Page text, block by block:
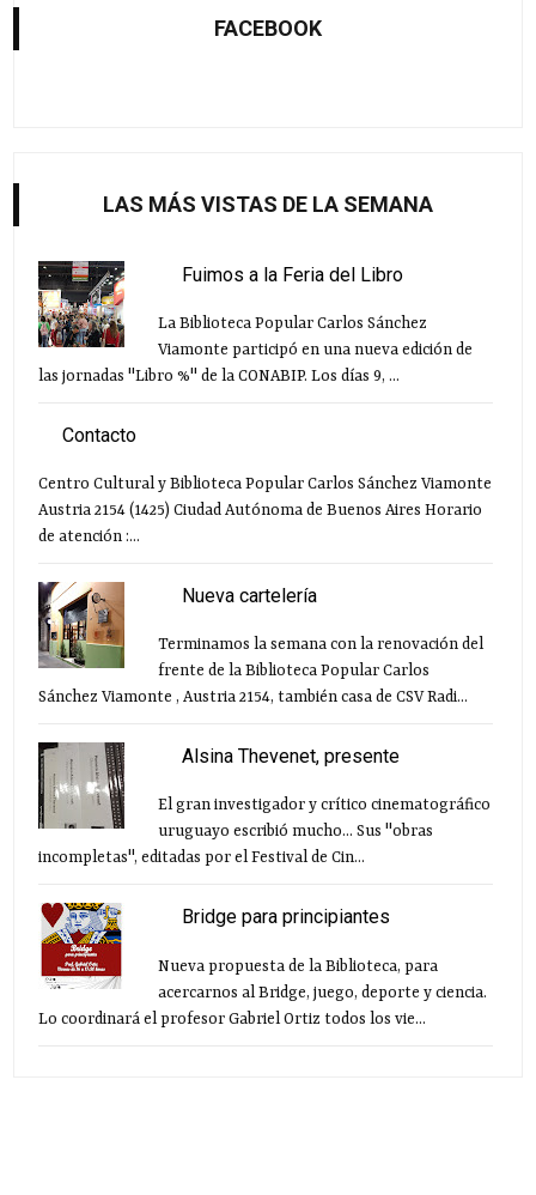
FACEBOOK
LAS MÁS VISTAS DE LA SEMANA
Fuimos a la Feria del Libro
La Biblioteca Popular Carlos Sánchez
Viamonte participó en una nueva edición de
las jornadas "Libro %" de la CONABIP. Los días 9, ...
Contacto
Centro Cultural y Biblioteca Popular Carlos Sánchez Viamonte
Austria 2154 (1425) Ciudad Autónoma de Buenos Aires Horario
de atención :...
Nueva cartelería
Terminamos la semana con la renovación del
frente de la Biblioteca Popular Carlos
Sánchez Viamonte , Austria 2154, también casa de CSV Radi...
Alsina Thevenet, presente
El gran investigador y crítico cinematográfico
uruguayo escribió mucho... Sus "obras
incompletas", editadas por el Festival de Cin...
Bridge para principiantes
Nueva propuesta de la Biblioteca, para
acercarnos al Bridge, juego, deporte y ciencia.
Lo coordinará el profesor Gabriel Ortiz todos los vie...